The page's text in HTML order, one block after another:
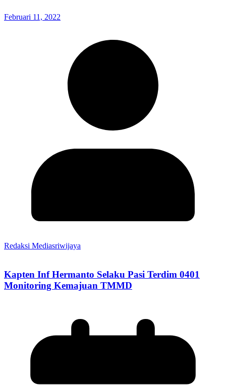
Februari 11, 2022
Redaksi Mediasriwijaya
Kapten Inf Hermanto Selaku Pasi Terdim 0401
Monitoring Kemajuan TMMD